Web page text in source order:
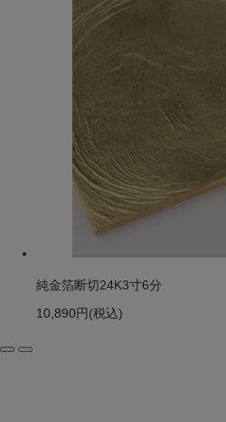
純金箔断切24K3寸6分
10,890円 (税込)